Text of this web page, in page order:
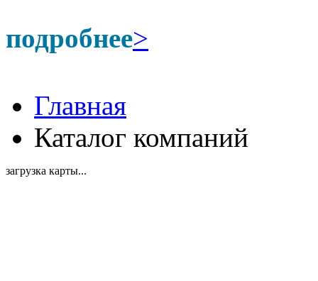
подробнее>
Главная
Каталог компаний
загрузка карты...